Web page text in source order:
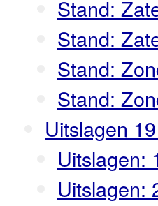
Stand:
Stand:
Stand:
Stand:
Uitslagen
Uitslagen:
Uitslagen: